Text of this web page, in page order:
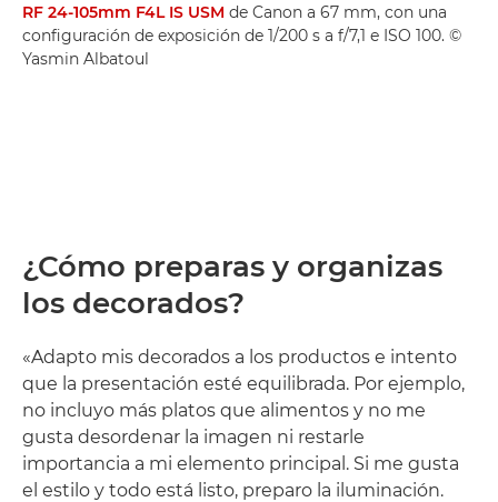
RF 24-105mm F4L IS USM de Canon a 67 mm, con una
configuración de exposición de 1/200 s a f/7,1 e ISO 100. ©
Yasmin Albatoul
¿Cómo preparas y organizas
los decorados?
«Adapto mis decorados a los productos e intento
que la presentación esté equilibrada. Por ejemplo,
no incluyo más platos que alimentos y no me
gusta desordenar la imagen ni restarle
importancia a mi elemento principal. Si me gusta
el estilo y todo está listo, preparo la iluminación.